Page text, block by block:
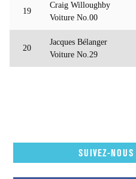
19
Craig Willoughby
Voiture No.00
20
Jacques Bélanger
Voiture No.29
SUIVEZ-NOUS